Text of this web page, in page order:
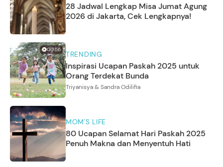
28 Jadwal Lengkap Misa Jumat Agung
2026 di Jakarta, Cek Lengkapnya!
00:56 TRENDING
Inspirasi Ucapan Paskah 2025 untuk
Orang Terdekat Bunda
Triyanisya & Sandra Odilifia
MOM'S LIFE
80 Ucapan Selamat Hari Paskah 2025
Penuh Makna dan Menyentuh Hati